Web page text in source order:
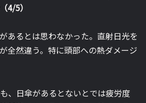
5）
あるとは思わなかった。直射日光を
全然違う。特に頭部への熱ダメージ
、日傘があるとないとでは疲労度